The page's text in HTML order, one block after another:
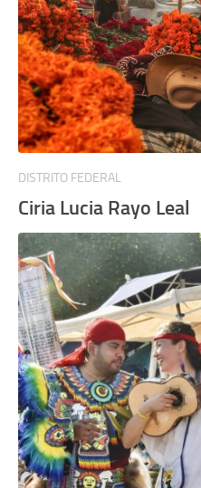
DISTRITO FEDERAL
Ciria Lucia Rayo Leal